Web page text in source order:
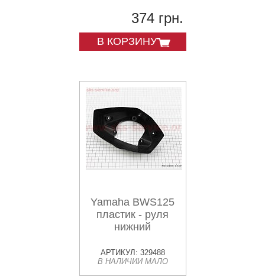
374 грн.
В КОРЗИНУ
Yamaha BWS125
пластик - руля
нижний
АРТИКУЛ: 329488
В НАЛИЧИИ МАЛО